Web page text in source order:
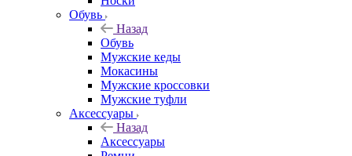
Обувь
Назад
Обувь
Мужские кеды
Мокасины
Мужские кроссовки
Мужские туфли
Аксессуары
Назад
Аксессуары